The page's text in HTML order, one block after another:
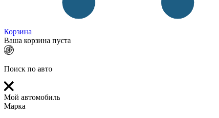
Корзина
Ваша корзина пуста
Поиск по авто
Мой автомобиль
Марка